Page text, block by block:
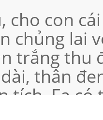
cho con
chủng lai
trắng thu
thân
tích, Fa có